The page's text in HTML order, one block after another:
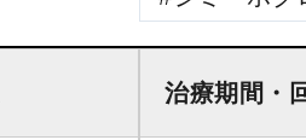
治療期間・